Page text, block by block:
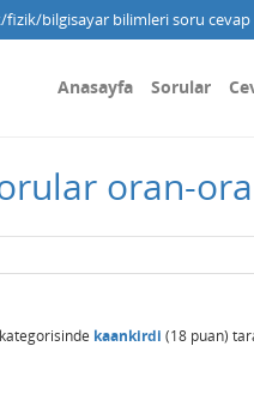
bilgisayar bilimleri soru
Anasayfa Sorular
oran-
kaankirdi (18 puan)